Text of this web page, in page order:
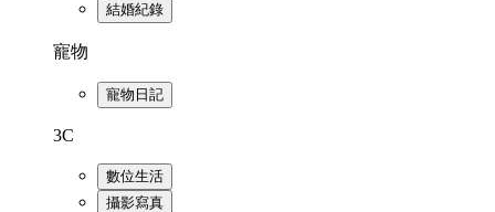
結婚紀錄
寵物
寵物日記
3C
數位生活
攝影寫真